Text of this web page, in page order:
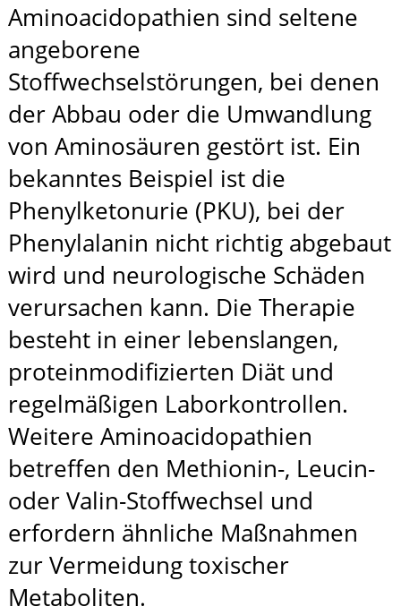
Aminoacidopathien sind seltene
angeborene
Stoffwechselstörungen, bei denen
der Abbau oder die Umwandlung
von Aminosäuren gestört ist. Ein
bekanntes Beispiel ist die
Phenylketonurie (PKU), bei der
Phenylalanin nicht richtig abgebaut
wird und neurologische Schäden
verursachen kann. Die Therapie
besteht in einer lebenslangen,
proteinmodifizierten Diät und
regelmäßigen Laborkontrollen.
Weitere Aminoacidopathien
betreffen den Methionin-, Leucin-
oder Valin-Stoffwechsel und
erfordern ähnliche Maßnahmen
zur Vermeidung toxischer
Metaboliten.